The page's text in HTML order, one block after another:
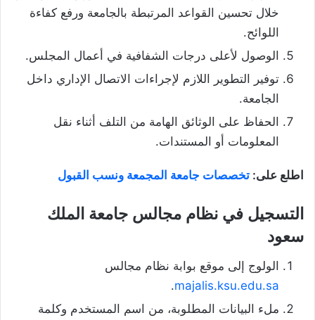
خلال تحسين القواعد المرتبطة بالجامعة ورفع كفاءة
اللوائح.
الوصول لأعلى درجات الشفافية في أعمال المجلس.
توفير التطوير اللازم لإجراءات الاتصال الإداري داخل
الجامعة.
الحفاظ على الوثائق الهامة من التلف أثناء نقل
المعلومات أو المستندات.
اطلع على: تخصصات جامعة المجمعة ونسب القبول
التسجيل في نظام مجالس جامعة الملك
سعود
الولوج إلى موقع بوابة نظام مجالس
majalis.ksu.edu.sa
.
ملء البيانات المطلوبة، من اسم المستخدم وكلمة